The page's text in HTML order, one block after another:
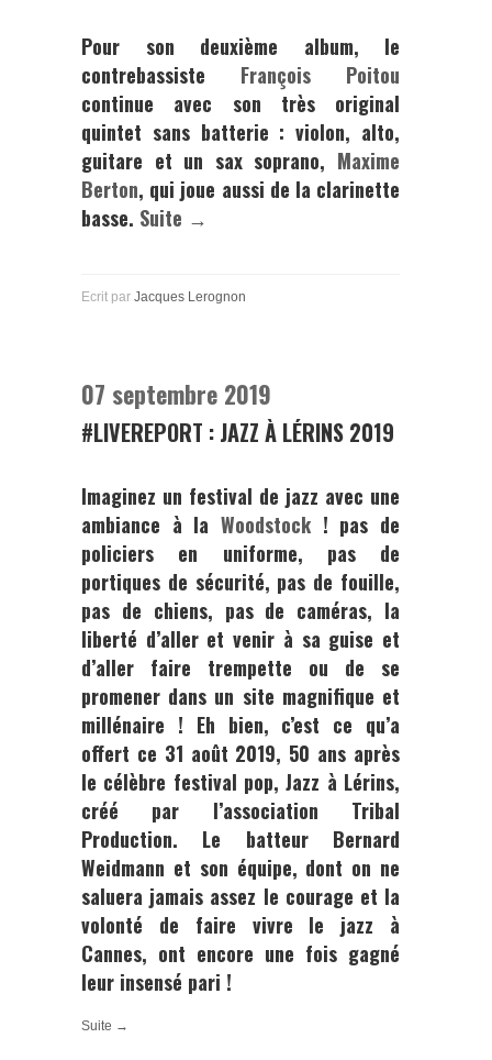
Pour son deuxième album, le
contrebassiste François Poitou
continue avec son très original
quintet sans batterie : violon, alto,
guitare et un sax soprano, Maxime
Berton, qui joue aussi de la clarinette
basse. Suite →
Ecrit par Jacques Lerognon
07 septembre 2019
#LIVEREPORT : JAZZ À LÉRINS 2019
Imaginez un festival de jazz avec une
ambiance à la Woodstock ! pas de
policiers en uniforme, pas de
portiques de sécurité, pas de fouille,
pas de chiens, pas de caméras, la
liberté d’aller et venir à sa guise et
d’aller faire trempette ou de se
promener dans un site magnifique et
millénaire ! Eh bien, c’est ce qu’a
offert ce 31 août 2019, 50 ans après
le célèbre festival pop,Jazz à Lérins,
créé par l’association Tribal
Production. Le batteur Bernard
Weidmann et son équipe, dont on ne
saluera jamais assez le courage et la
volonté de faire vivre le jazz à
Cannes, ont encore une fois gagné
leur insensé pari !
Suite →